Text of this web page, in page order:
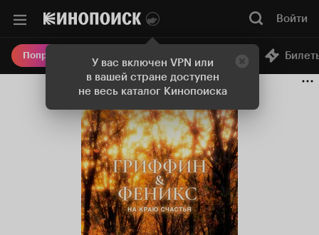
У вас включен VPN или
в вашей стране доступен
не весь каталог Кинопоиска
Войти
Попробовать Плюс Онлайн-кинотеатр